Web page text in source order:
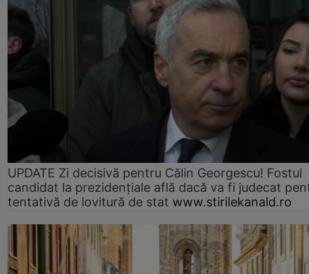
UPDATE Zi decisivă pentru Călin Georgescu! Fostul
candidat la prezidențiale află dacă va fi judecat
tentativă de lovitură de stat www.stirilekanald.ro